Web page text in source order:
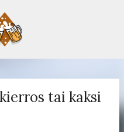
tai kaksi